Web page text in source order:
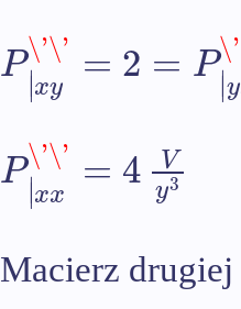
P\'\'
∣∣xy = 2 = P\'
∣
∣y
P\'\'
∣∣xx = 4 V
y3
Macierz